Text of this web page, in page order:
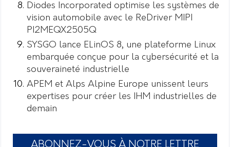
Diodes Incorporated optimise les systèmes de
vision automobile avec le ReDriver MIPI
PI2MEQX2505Q
SYSGO lance ELinOS 8, une plateforme Linux
embarquée conçue pour la cybersécurité et la
souveraineté industrielle
APEM et Alps Alpine Europe unissent leurs
expertises pour créer les IHM industrielles de
demain
ABONNEZ-VOUS À NOTRE LETTRE